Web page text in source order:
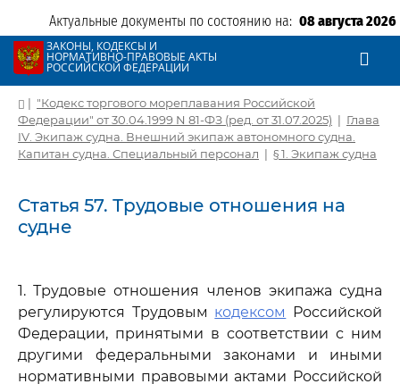
Актуальные документы по состоянию на: 08 августа 2026
ЗАКОНЫ, КОДЕКСЫ И
НОРМАТИВНО-ПРАВОВЫЕ АКТЫ
РОССИЙСКОЙ ФЕДЕРАЦИИ
| "Кодекс торгового мореплавания Российской
Федерации" от 30.04.1999 N 81-ФЗ (ред. от 31.07.2025) | Глава
IV. Экипаж судна. Внешний экипаж автономного судна.
Капитан судна. Специальный персонал | § 1. Экипаж судна
Статья 57. Трудовые отношения на
судне
1. Трудовые отношения членов экипажа судна
регулируются Трудовым кодексом Российской
Федерации, принятыми в соответствии с ним
другими федеральными законами и иными
нормативными правовыми актами Российской